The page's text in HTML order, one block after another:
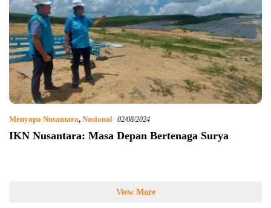
Menyapa Nusantara, Nasional 02/08/2024
IKN Nusantara: Masa Depan Bertenaga Surya
View More